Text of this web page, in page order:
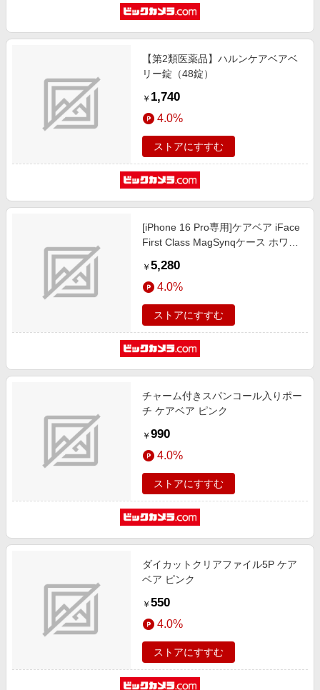
【第2類医薬品】ハルンケアベアベ
リー錠（48錠）
￥ 1,740
4.0%
ストアにすすむ
[iPhone 16 Pro専用]ケアベア iFace
First Class MagSynqケース ホワイ
￥ 5,280
4.0%
ストアにすすむ
チャーム付きスパンコール入りポー
チ ケアベア ピンク
￥ 990
4.0%
ストアにすすむ
ダイカットクリアファイル5P ケア
ベア ピンク
￥ 550
4.0%
ストアにすすむ